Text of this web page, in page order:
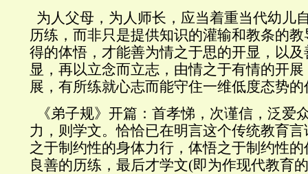
为人父母，为人师长，应当着重当代幼儿
历练，而非只是提供知识的灌输和教条的
得的体悟，才能善为情之于思的开显，以
显，再以立念而立志，由情之于有情的开
展，有所练就心志而能守住一维低度态势
《弟子规》开篇：首孝悌，次谨信，泛爱
力，则学文。恰恰已在明言这个传统教育
之于制约性的身体力行，体悟之于制约性
良善的历练，最后才学文(即为作现代教育